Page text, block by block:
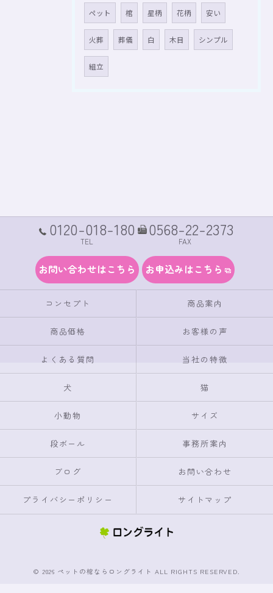
ペット 棺 星柄 花柄 安い
火葬 葬儀 白 木目 シンプル
組立
0120-018-180
TEL
0568-22-2373
FAX
お問い合わせはこちら お申込みはこちら
コンセプト 商品案内
商品価格 お客様の声
よくある質問 当社の特徴
犬 猫
小動物 サイズ
段ボール 事務所案内
ブログ お問い合わせ
プライバシーポリシー サイトマップ
© 2026 ペットの棺ならロングライト ALL RIGHTS RESERVED.